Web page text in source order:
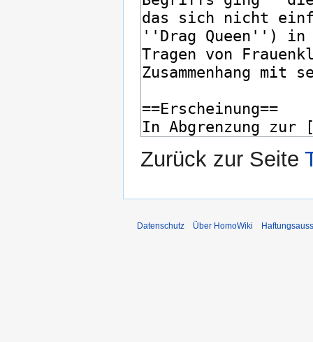
Zurück zur Seite
Datenschutz Über HomoWiki